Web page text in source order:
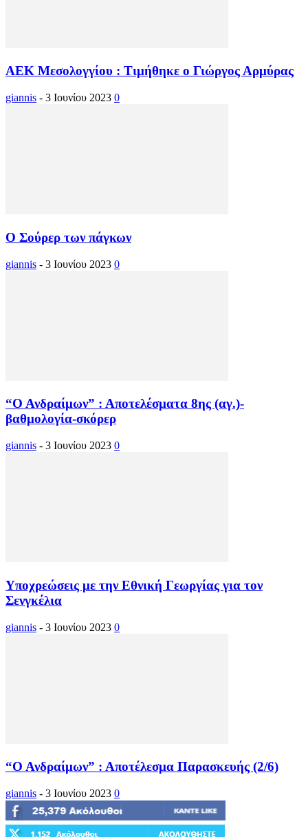
ΑΕΚ Μεσολογγίου : Τιμήθηκε ο Γιώργος Αρμύρας
giannis - 3 Ιουνίου 2023 0
Ο Σούρερ των πάγκων
giannis - 3 Ιουνίου 2023 0
“Ο Ανδραίμων” : Αποτελέσματα 8ης (αγ.)-
βαθμολογία-σκόρερ
giannis - 3 Ιουνίου 2023 0
Υποχρεώσεις με την Εθνική Γεωργίας για τον
Σενγκέλια
giannis - 3 Ιουνίου 2023 0
“Ο Ανδραίμων” : Αποτέλεσμα Παρασκευής (2/6)
giannis - 3 Ιουνίου 2023 0